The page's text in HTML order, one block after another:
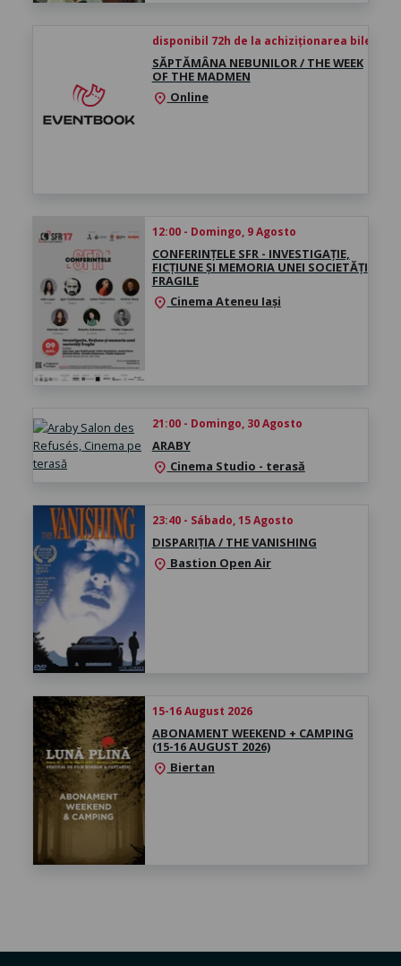
disponibil 72h de la achiziționarea biletului
SĂPTĂMÂNA NEBUNILOR / THE WEEK
OF THE MADMEN
location_on Online
12:00 - Domingo, 9 Agosto
CONFERINȚELE SFR - INVESTIGAȚIE,
FICȚIUNE ȘI MEMORIA UNEI SOCIETĂȚI
FRAGILE
location_on Cinema Ateneu Iași
21:00 - Domingo, 30 Agosto
ARABY
location_on Cinema Studio - terasă
23:40 - Sábado, 15 Agosto
DISPARIȚIA / THE VANISHING
location_on Bastion Open Air
15-16 August 2026
ABONAMENT WEEKEND + CAMPING
(15-16 AUGUST 2026)
location_on Biertan